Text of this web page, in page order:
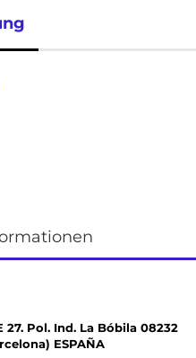
27. Pol. Ind. La Bóbila 08232
ESPAÑA